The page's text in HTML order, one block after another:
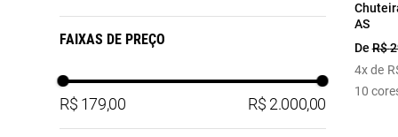
FUTSAL
31 33
44
FAIXAS DE PREÇO
R$ 179,00 R$ 2.000,00
AS
DeR$
4x de
10